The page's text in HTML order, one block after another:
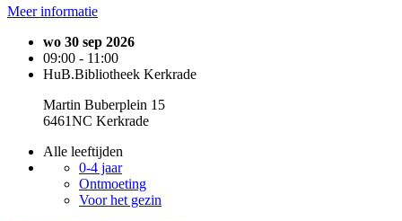
Meer informatie
wo 30 sep 2026
09:00 - 11:00
HuB.Bibliotheek Kerkrade
Martin Buberplein 15
6461NC Kerkrade
Alle leeftijden
0-4 jaar
Ontmoeting
Voor het gezin